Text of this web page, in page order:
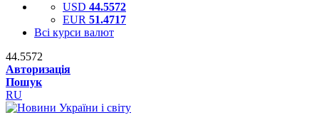
USD 44.5572
EUR 51.4717
Всі курси валют
44.5572
Авторизація
Пошук
RU